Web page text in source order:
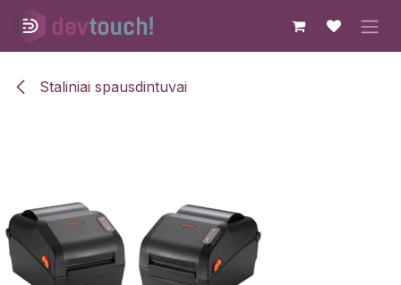
Skip to Content
Staliniai spausdintuvai